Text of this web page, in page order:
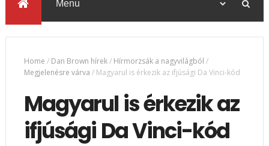
Home / Dan Brown hírek/ Hírmorzsák a nagyvilágból /
Megjelenésre várva / Magyarul is érkezik az ifjúsági Da Vinci-kód
Magyarul is érkezik az
ifjúsági Da Vinci-kód